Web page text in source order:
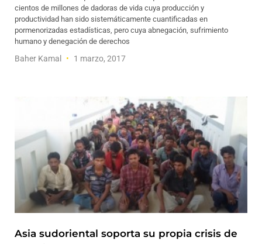
cientos de millones de dadoras de vida cuya producción y
productividad han sido sistemáticamente cuantificadas en
pormenorizadas estadísticas, pero cuya abnegación, sufrimiento
humano y denegación de derechos
Baher Kamal 1 marzo, 2017
Asia sudoriental soporta su propia crisis de